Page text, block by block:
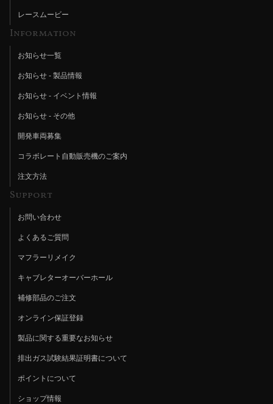
レースムービー
Information
お知らせ一覧
お知らせ - 製品情報
お知らせ - イベント情報
お知らせ - その他
開発車両募集
コラボレート自動販売機のご案内
注文方法
Support
お問い合わせ
よくあるご質問
マフラーリメイク
キャブレターオーバーホール
補修部品のご注文
オンライン保証登録
製品に関する重要なお知らせ
排出ガス試験結果証明書について
ポイントについて
ショップ情報